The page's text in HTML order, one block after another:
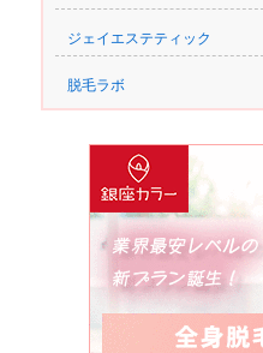
ジェイエステティック
脱毛ラボ